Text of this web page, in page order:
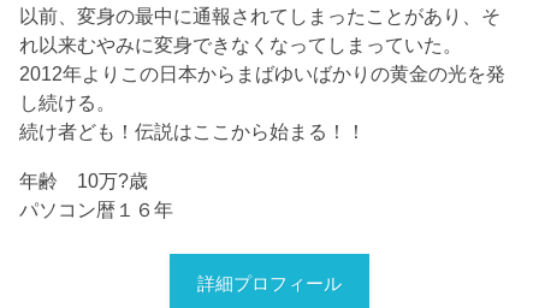
以前、変身の最中に通報されてしまったことがあり、そ
れ以来むやみに変身できなくなってしまっていた。
2012年よりこの日本からまばゆいばかりの黄金の光を発
し続ける。
続け者ども！伝説はここから始まる！！
年齢 10万?歳
パソコン暦１６年
詳細プロフィール